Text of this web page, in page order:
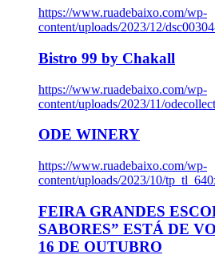
https://www.ruadebaixo.com/wp-
content/uploads/2023/12/
Bistro 99 by Chakall
https://www.ruadebaixo.com/wp-
content/uploads/2023/11/
ODE WINERY
https://www.ruadebaixo.com/wp-
content/uploads/2023/10/
FEIRA GRANDES
SABORES” ESTÁ DE
16 DE OUTUBRO